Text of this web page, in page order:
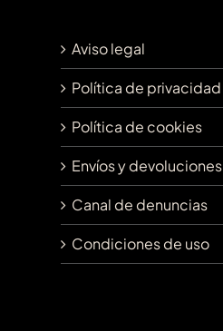
Aviso legal
Política de privacidad
Política de cookies
Envíos y devoluciones
Canal de denuncias
Condiciones de uso